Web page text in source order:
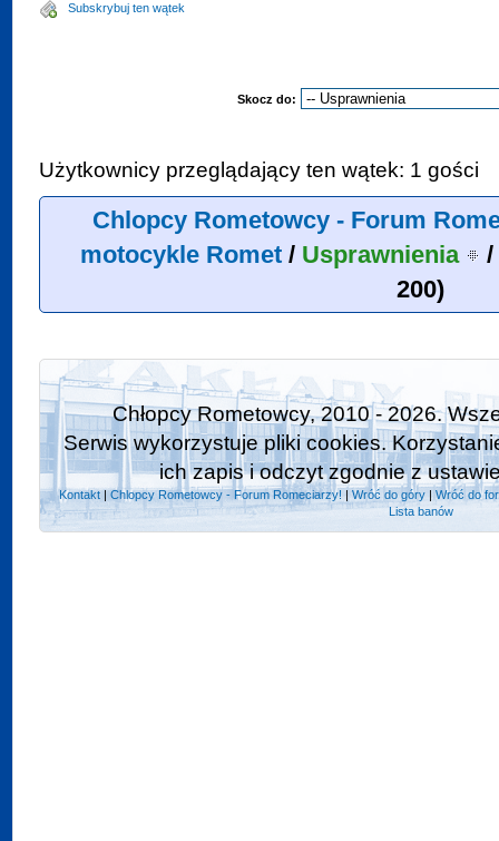
Subskrybuj ten wątek
Skocz do:
Użytkownicy przeglądający ten wątek: 1 gości
Chlopcy Rometowcy - Forum
motocykle Romet / Usprawnienia
200)
Chłopcy Rometowcy, 2010 - 2026.
Serwis wykorzystuje pliki cookies.
ich zapis i odczyt zgodnie z
Kontakt| Chlopcy Rometowcy - Forum Romeciarzy! |Wróć do góry| Wróć do
Lista banów